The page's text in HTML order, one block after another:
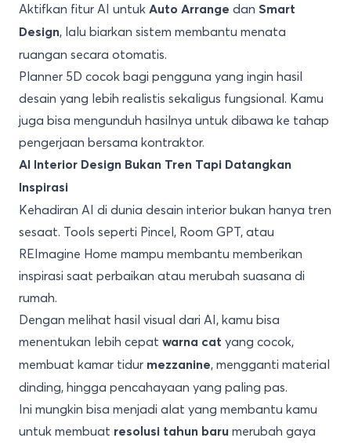
Aktifkan fitur AI untuk Auto Arrange dan Smart
Design, lalu biarkan sistem membantu menata
ruangan secara otomatis.
Planner 5D cocok bagi pengguna yang ingin hasil
desain yang lebih realistis sekaligus fungsional. Kamu
juga bisa mengunduh hasilnya untuk dibawa ke tahap
pengerjaan bersama kontraktor.
AI Interior Design Bukan Tren Tapi Datangkan
Inspirasi
Kehadiran AI di dunia desain interior bukan hanya tren
sesaat. Tools seperti Pincel, Room GPT, atau
REImagine Home mampu membantu memberikan
inspirasi saat perbaikan atau merubah suasana di
rumah.
Dengan melihat hasil visual dari AI, kamu bisa
menentukan lebih cepat warna cat yang cocok,
membuat kamar tidur mezzanine, mengganti material
dinding, hingga pencahayaan yang paling pas.
Ini mungkin bisa menjadi alat yang membantu kamu
untuk membuat resolusi tahun baru merubah gaya